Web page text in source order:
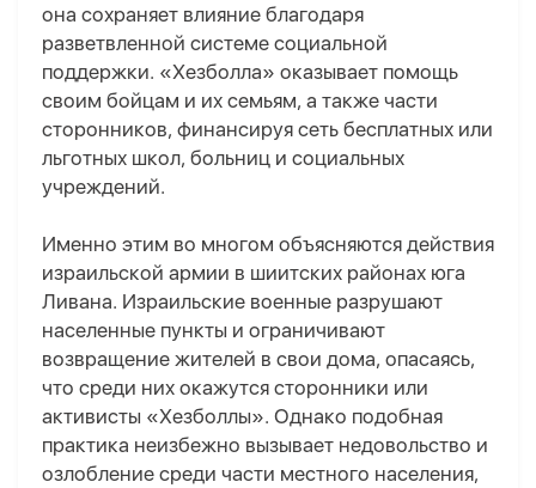
она сохраняет влияние благодаря
разветвленной системе социальной
поддержки. «Хезболла» оказывает помощь
своим бойцам и их семьям, а также части
сторонников, финансируя сеть бесплатных или
льготных школ, больниц и социальных
учреждений.
Именно этим во многом объясняются действия
израильской армии в шиитских районах юга
Ливана. Израильские военные разрушают
населенные пункты и ограничивают
возвращение жителей в свои дома, опасаясь,
что среди них окажутся сторонники или
активисты «Хезболлы». Однако подобная
практика неизбежно вызывает недовольство и
озлобление среди части местного населения,